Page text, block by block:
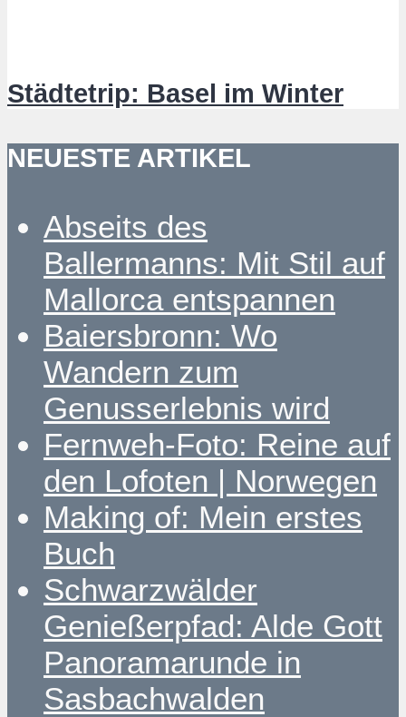
Städtetrip: Basel im Winter
NEUESTE ARTIKEL
Abseits des
Ballermanns: Mit Stil auf
Mallorca entspannen
Baiersbronn: Wo
Wandern zum
Genusserlebnis wird
Fernweh-Foto: Reine auf
den Lofoten | Norwegen
Making of: Mein erstes
Buch
Schwarzwälder
Genießerpfad: Alde Gott
Panoramarunde in
Sasbachwalden